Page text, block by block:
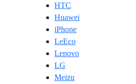
HTC
Huawei
iPhone
LeEco
Lenovo
LG
Meizu